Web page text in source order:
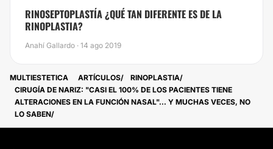
​RINOSEPTOPLASTÍA ¿QUÉ TAN DIFERENTE ES DE LA
RINOPLASTIA?
Anahí Gallardo · 14 ago 2019
MULTIESTETICA ARTÍCULOS
RINOPLASTIA
CIRUGÍA DE NARIZ: "CASI EL 100% DE LOS PACIENTES TIENE
ALTERACIONES EN LA FUNCIÓN NASAL"... Y MUCHAS VECES, NO
LO SABEN